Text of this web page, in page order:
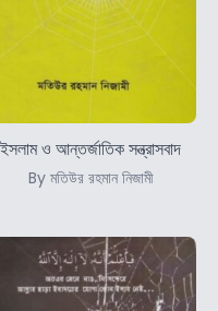
ইসলাম ও আন্তর্জাতিক সন্ত্রাসবাদ
By মতিউর রহমান নিজামী